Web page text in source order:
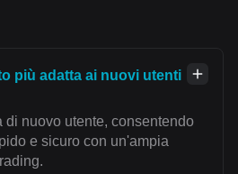
più adatta ai nuovi utenti
di nuovo utente, consentendo
e sicuro con un'ampia